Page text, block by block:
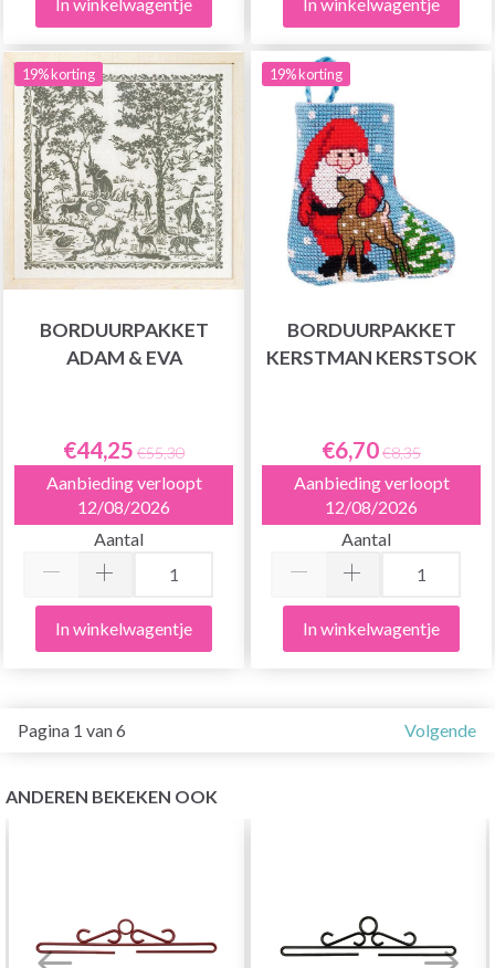
19% korting
BORDUURPAKKET
ADAM & EVA
€44,25 €55,30
Aanbieding verloopt
12/08/2026
Aantal
In winkelwagentje
19% korting
BORDUURPAKKET
KERSTMAN KERSTSOK
€6,70€8,35
Aanbieding verloopt
12/08/2026
Aantal
In winkelwagentje
Pagina 1 van 6 Volgende
ANDEREN BEKEKEN OOK